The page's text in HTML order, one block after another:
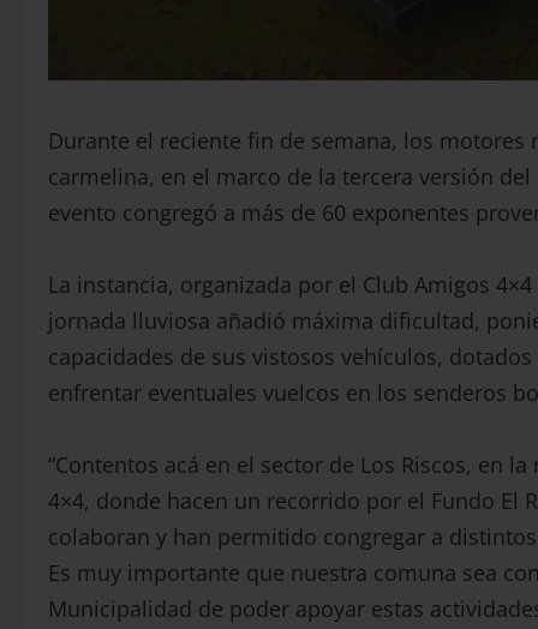
Durante el reciente fin de semana, los
carmelina, en el marco de la tercera versión del
evento congregó a más de 60 exponentes
La instancia, organizada por el Club Amigos
jornada lluviosa añadió máxima dificultad,
capacidades de sus vistosos vehículos,
enfrentar eventuales vuelcos en los senderos
“Contentos acá en el sector de Los Riscos, en
4×4, donde hacen un recorrido por el Fundo El
colaboran y han permitido congregar a
Es muy importante que nuestra comuna sea
Municipalidad de poder apoyar estas